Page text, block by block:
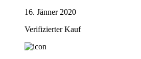
16. Jänner 2020
Verifizierter Kauf